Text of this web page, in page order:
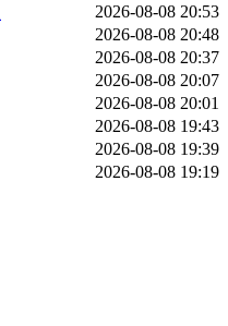
2026-08-08 20:53
2026-08-08 20:48
2026-08-08 20:37
2026-08-08 20:07
2026-08-08 20:01
2026-08-08 19:43
2026-08-08 19:39
2026-08-08 19:19